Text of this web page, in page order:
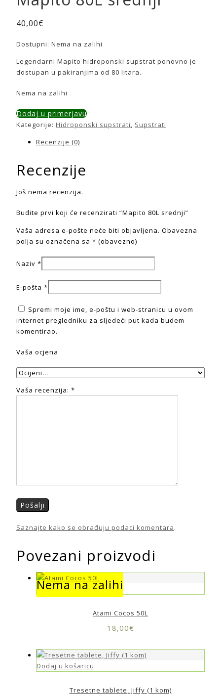
40,00€
Dostupni: Nema na zalihi
Legendarni Mapito hidroponski supstrat ponovno je
dostupan u pakiranjima od 80 litara.
Nema na zalihi
Dodaj u primerjavu
Kategorije: Hidroponski supstrati, Supstrati
Recenzije (0)
Recenzije
Još nema recenzija.
Budite prvi koji će recenzirati “Mapito 80L srednji”
Vaša adresa e-pošte neće biti objavljena. Obavezna
polja su označena sa * (obavezno)
Naziv *
E-pošta *
Spremi moje ime, e-poštu i web-stranicu u ovom
internet pregledniku za sljedeći put kada budem
komentirao.
Vaša ocjena
Vaša recenzija: *
Saznajte kako se obrađuju podaci komentara.
Povezani proizvodi
Nema na zalihi
Nema na zalihi
Atami Cocos 50L
18,00€
Dodaj u košaricu
Tresetne tablete, Jiffy (1 kom)